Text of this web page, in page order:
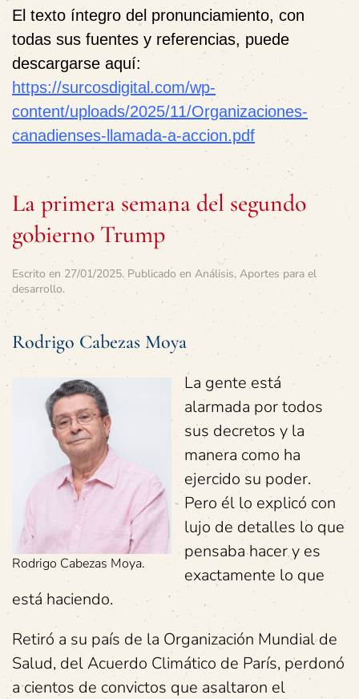
El texto íntegro del pronunciamiento, con
todas sus fuentes y referencias, puede
descargarse aquí:
https://surcosdigital.com/wp-
content/uploads/2025/11/Organizaciones-
canadienses-llamada-a-accion.pdf
La primera semana del segundo
gobierno Trump
Escrito en 27/01/2025. Publicado en Análisis, Aportes para el
desarrollo.
Rodrigo Cabezas Moya
Rodrigo Cabezas Moya.
La gente está
alarmada por todos
sus decretos y la
manera como ha
ejercido su poder.
Pero él lo explicó con
lujo de detalles lo que
pensaba hacer y es
exactamente lo que
está haciendo.
Retiró a su país de la Organización Mundial de
Salud, del Acuerdo Climático de París, perdonó
a cientos de convictos que asaltaron el